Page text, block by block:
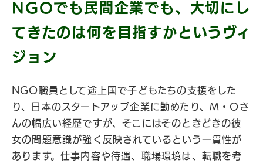
NGOでも民間企業でも、大切にし
てきたのは何を目指すかというヴィ
ジョン
NGO職員として途上国で子どもたちの支援をした
り、日本のスタートアップ企業に勤めたり、M・Oさ
んの幅広い経歴ですが、そこにはそのときどきの彼
女の問題意識が強く反映されているという一貫性が
あります。仕事内容や待遇、職場環境は、転職を考